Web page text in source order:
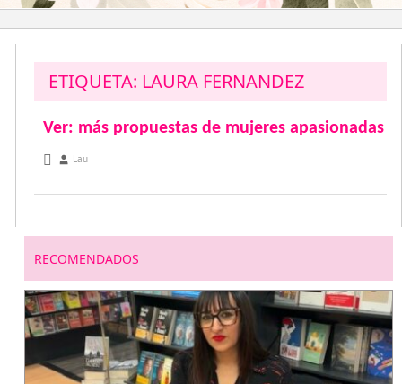
ETIQUETA: LAURA FERNANDEZ
Ver: más propuestas de mujeres apasionadas
diciembre 21, 2012
Lau
RECOMENDADOS